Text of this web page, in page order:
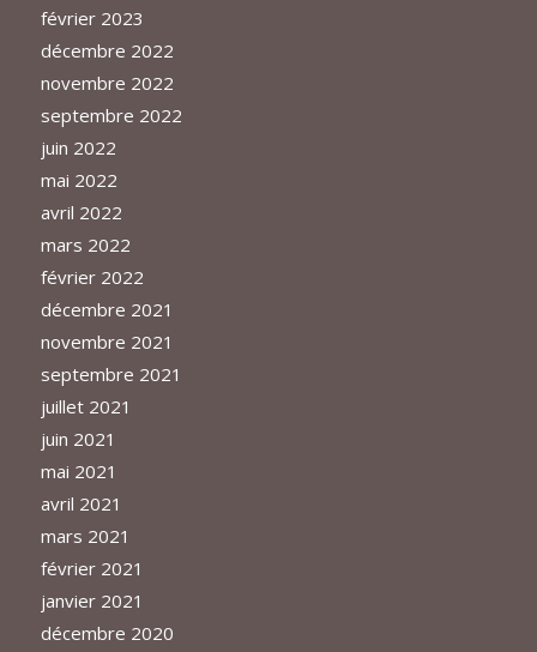
février 2023
décembre 2022
novembre 2022
septembre 2022
juin 2022
mai 2022
avril 2022
mars 2022
février 2022
décembre 2021
novembre 2021
septembre 2021
juillet 2021
juin 2021
mai 2021
avril 2021
mars 2021
février 2021
janvier 2021
décembre 2020